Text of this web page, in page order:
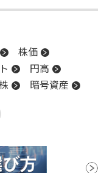
株価
円高
暗号資産
価指数